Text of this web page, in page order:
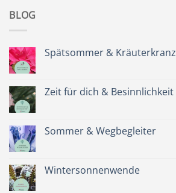
BLOG
Spätsommer & Kräuterkranz
Spätsommer
&
Zeit für dich & Besinnlichkeit
Zeit
für
Sommer & Wegbegleiter
Sommer
&
Wintersonnenwende